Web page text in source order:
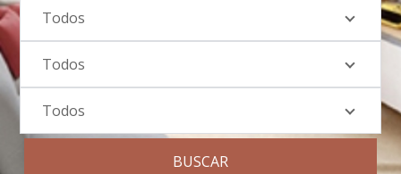
Todos
Todos
Todos
BUSCAR